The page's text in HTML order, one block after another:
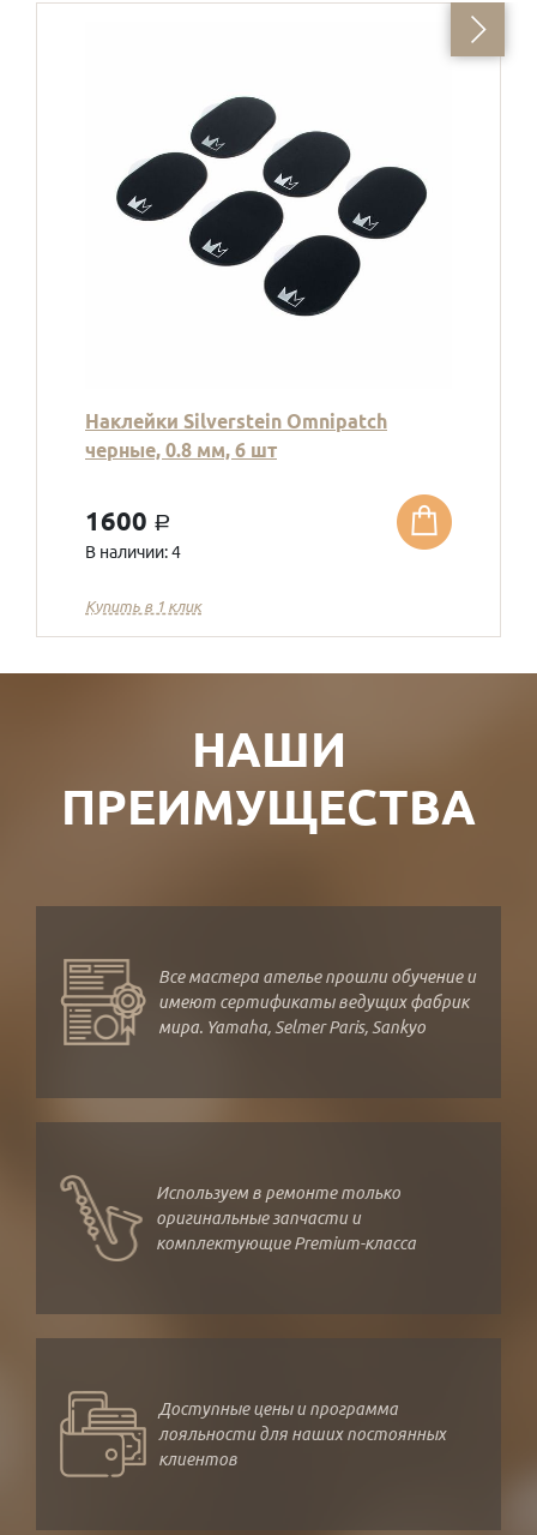
Наклейки Silverstein Omnipatch
черные, 0.8 мм, 6 шт
1600 a
В наличии: 4
Купить в 1 клик
НАШИ
ПРЕИМУЩЕСТВА
Все мастера ателье прошли обучение и
имеют сертификаты ведущих фабрик
мира. Yamaha, Selmer Paris, Sankyo
Используем в ремонте только
оригинальные запчасти и
комплектующие Premium-класса
Доступные цены и программа
лояльности для наших постоянных
клиентов